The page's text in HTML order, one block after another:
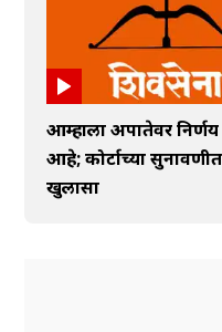
आम्हाला अपात्रतेवर निर्णय
आहे; कोर्टाच्या
खुलासा